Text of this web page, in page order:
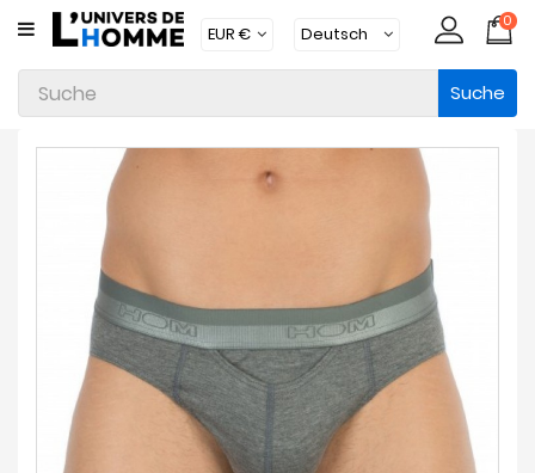
KATEGORIE
Unterwäsche
Kleidung
Bademode
Loungewear
Strümpfe
Brands
0
Suche